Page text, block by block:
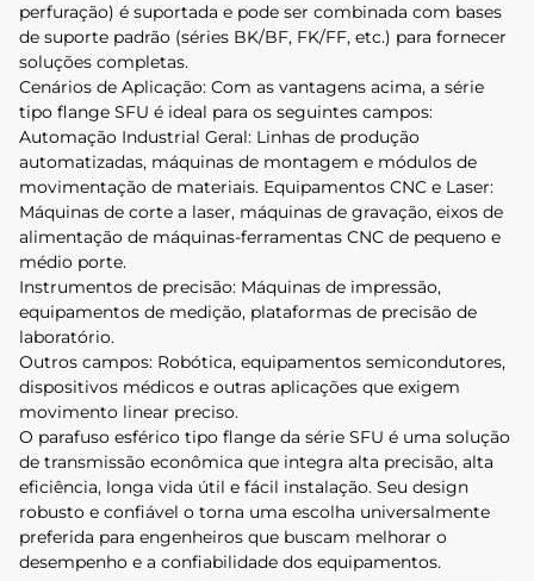
perfuração) é suportada e pode ser combinada com bases
de suporte padrão (séries BK/BF, FK/FF, etc.) para fornecer
soluções completas.
Cenários de Aplicação: Com as vantagens acima, a série
tipo flange SFU é ideal para os seguintes campos:
Automação Industrial Geral: Linhas de produção
automatizadas, máquinas de montagem e módulos de
movimentação de materiais. Equipamentos CNC e Laser:
Máquinas de corte a laser, máquinas de gravação, eixos de
alimentação de máquinas-ferramentas CNC de pequeno e
médio porte.
Instrumentos de precisão: Máquinas de impressão,
equipamentos de medição, plataformas de precisão de
laboratório.
Outros campos: Robótica, equipamentos semicondutores,
dispositivos médicos e outras aplicações que exigem
movimento linear preciso.
O parafuso esférico tipo flange da série SFU é uma solução
de transmissão econômica que integra alta precisão, alta
eficiência, longa vida útil e fácil instalação. Seu design
robusto e confiável o torna uma escolha universalmente
preferida para engenheiros que buscam melhorar o
desempenho e a confiabilidade dos equipamentos.